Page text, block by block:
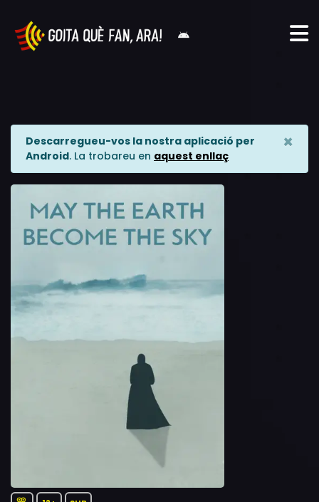
Descarregueu-vos la nostra aplicació per
Android. La trobareu en aquest enllaç
×